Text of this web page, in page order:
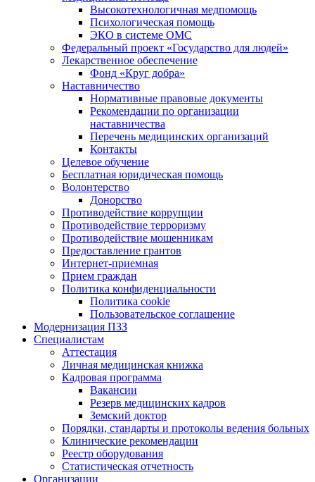
Высокотехнологичная медпомощь
Психологическая помощь
ЭКО в системе ОМС
Федеральный проект «Государство для людей»
Лекарственное обеспечение
Фонд «Круг добра»
Наставничество
Нормативные правовые документы
Рекомендации по организации
наставничества
Перечень медицинских организаций
Контакты
Целевое обучение
Бесплатная юридическая помощь
Волонтерство
Донорство
Противодействие коррупции
Противодействие терроризму
Противодействие мошенникам
Предоставление грантов
Интернет-приемная
Прием граждан
Политика конфиденциальности
Политика cookie
Пользовательское соглашение
Модернизация ПЗЗ
Специалистам
Аттестация
Личная медицинская книжка
Кадровая программа
Вакансии
Резерв медицинских кадров
Земский доктор
Порядки, стандарты и протоколы ведения больных
Клинические рекомендации
Реестр оборудования
Статистическая отчетность
Организации